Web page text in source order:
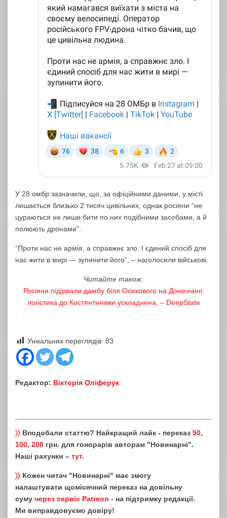
У 28 омбр зазначили, що, за офіційними даними, у місті
лишається близько 2 тисяч цивільних, однак росіяни “не
цураються не лише бити по них подібними засобами, а й
полюють дронами”.
“Проти нас не армія, а справжнє зло. І єдиний спосіб для
нас жити в мирі — зупинити його”, – наголосили військові.
Читайте також:
Росіяни підірвали дамбу біля Осикового на Донеччині:
логістика до Костянтинівки ускладнена, – DeepState
Унікальних переглядів: 83
Редактор: Вікторія Оліферук
〉〉 Вподобали статтю? Найкращий лайк - переказ 50,
100, 200 грн. для гонорарів авторам "Новинарні".
Наші рахунки – тут.
〉〉 Кожен читач "Новинарні" має змогу
налаштувати щомісячний переказ на довільну
суму через сервіс Patreon - на підтримку редакції.
Ми виправдовуємо довіру!